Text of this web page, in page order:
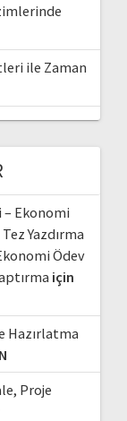
ile Zaman
Ekonomi
Yazdırma
Ödev
için
Hazırlatma
Proje